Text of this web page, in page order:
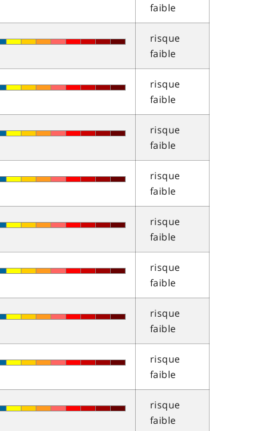
faible
risque
faible
risque
faible
risque
faible
risque
faible
risque
faible
risque
faible
risque
faible
risque
faible
risque
faible